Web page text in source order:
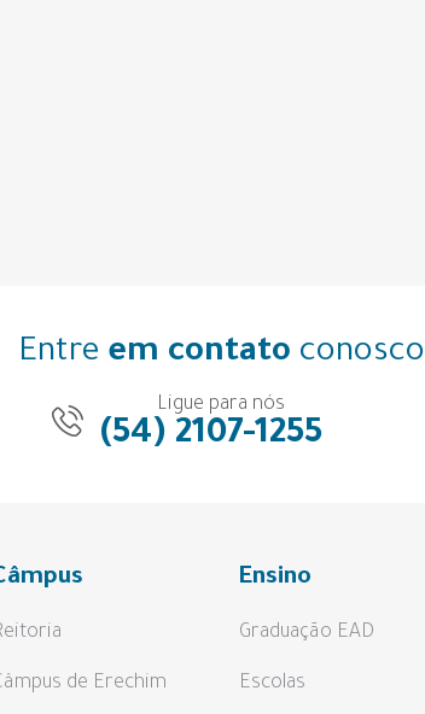
Entre em contato conosco
Ligue para nós
(54) 2107-1255
de Erechim
Ensino
Graduação EAD
Escolas